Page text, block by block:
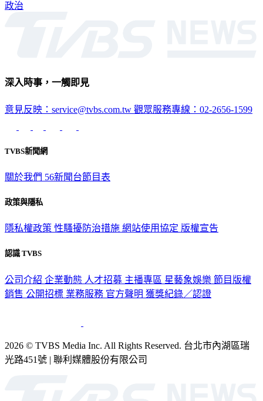
政治
深入時事，一觸即見
意見反映：service@tvbs.com.tw 觀眾服務專線：02-2656-1599
TVBS新聞網
關於我們 56新聞台節目表
政策與隱私
隱私權政策 性騷擾防治措施 網站使用協定 版權宣告
認識 TVBS
公司介紹 企業動態 人才招募 主播專區 星藝象娛樂 節目版權
銷售 公開招標 業務服務 官方聲明 獲獎紀錄／認證
2026 © TVBS Media Inc. All Rights Reserved. 台北市內湖區瑞
光路451號 | 聯利媒體股份有限公司